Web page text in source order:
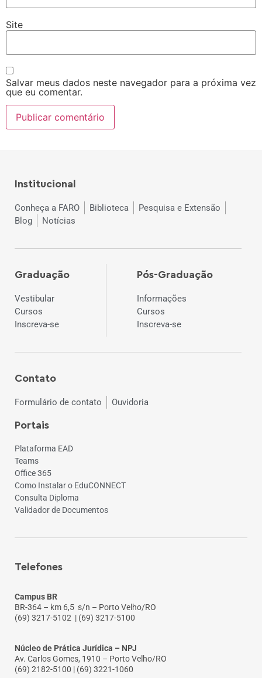
Site
Salvar meus dados neste navegador para a próxima vez
que eu comentar.
Institucional
Conheça a FARO Biblioteca
Pesquisa e Extensão
Blog
Notícias
Graduação
Vestibular
Cursos
Inscreva-se
Pós-Graduação
Informações
Cursos
Inscreva-se
Contato
Formulário de contato Ouvidoria
Portais
Plataforma EAD
Teams
Office 365
Como Instalar o EduCONNECT
Consulta Diploma
Validador de Documentos
Telefones
Campus BR
BR-364 – km 6,5 s/n – Porto Velho/RO
(69) 3217-5102 | (69) 3217-5100
Núcleo de Prática Jurídica – NPJ
Av. Carlos Gomes, 1910 – Porto Velho/RO
(69) 2182-5100 | (69) 3221-1060